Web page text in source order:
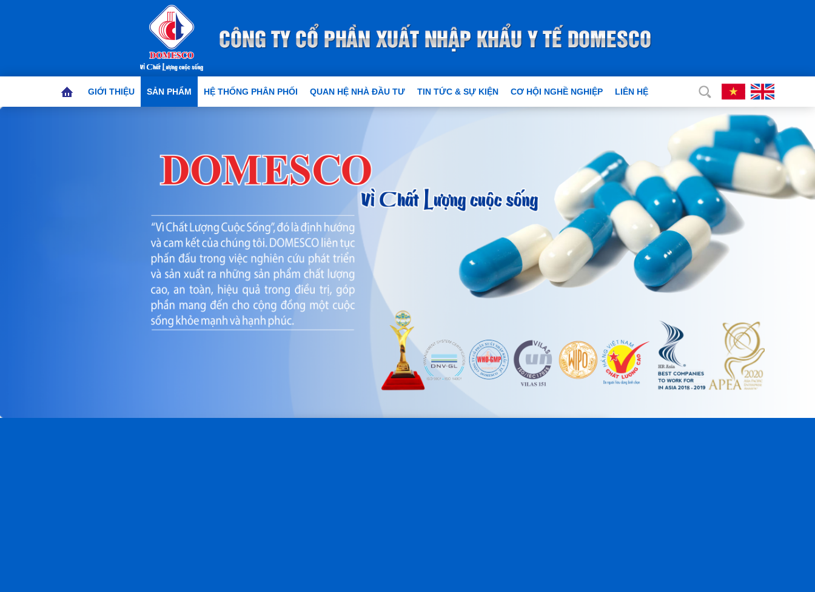
GIỚI THIỆU SẢN PHẨM HỆ THỐNG PHÂN PHỐI QUAN HỆ NHÀ ĐẦU TƯ TIN TỨC & SỰ KIỆN CƠ HỘI NGHỀ NGHIỆP LIÊN HỆ